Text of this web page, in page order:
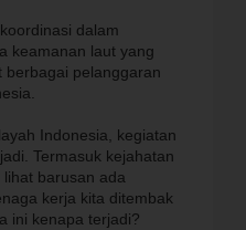
dalam
keamanan laut yang
berbagai pelanggaran
Indonesia, kegiatan
Termasuk kejahatan
barusan ada
kerja kita ditembak
ini kenapa terjadi?